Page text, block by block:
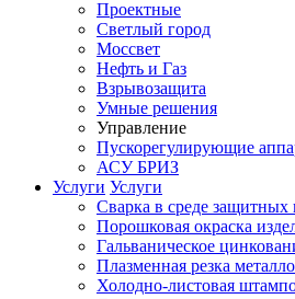
Проектные
Светлый город
Моссвет
Нефть и Газ
Взрывозащита
Умные решения
Управление
Пускорегулирующие
АСУ БРИЗ
Услуги Услуги
Сварка в среде защитных
Порошковая окраска
Гальваническое
Плазменная резка
Холодно-листовая